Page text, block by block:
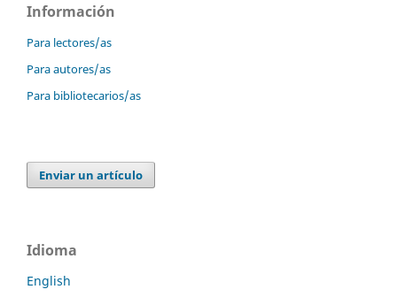
Información
Para lectores/as
Para autores/as
Para bibliotecarios/as
Enviar un artículo
Idioma
English